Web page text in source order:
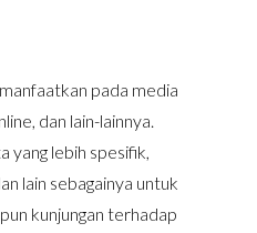
pada media
dan lain-lainnya.
yang lebih spesifik,
lain sebagainya untuk
kunjungan terhadap